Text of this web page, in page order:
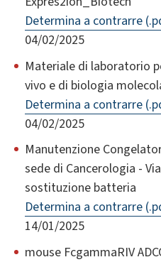
Determina a contrarre
04/02/2025
Materiale di laboratorio
vivo e di biologia
Determina a contrarre
04/02/2025
Manutenzione
sede di Cancerologia -
sostituzione batteria
Determina a contrarre
14/01/2025
mouse FcgammaRIV